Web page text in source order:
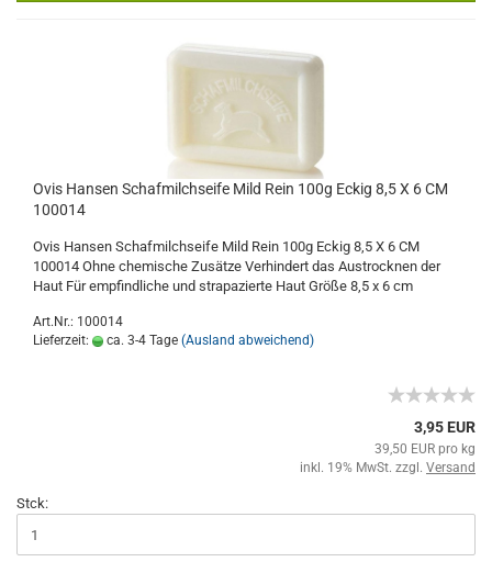
Ovis Hansen Schafmilchseife Mild Rein 100g Eckig 8,5 X 6 CM
100014
Ovis Hansen Schafmilchseife Mild Rein 100g Eckig 8,5 X 6 CM
100014 Ohne chemische Zusätze Verhindert das Austrocknen der
Haut Für empfindliche und strapazierte Haut Größe 8,5 x 6 cm
Art.Nr.: 100014
Lieferzeit:
ca. 3-4 Tage (Ausland abweichend)
3,95 EUR
39,50 EUR pro kg
inkl. 19% MwSt. zzgl. Versand
Stck: